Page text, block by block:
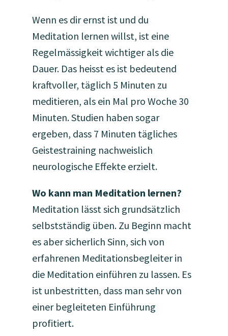
Wenn es dir ernst ist und du
Meditation lernen willst, ist eine
Regelmässigkeit wichtiger als die
Dauer. Das heisst es ist bedeutend
kraftvoller, täglich 5 Minuten zu
meditieren, als ein Mal pro Woche 30
Minuten. Studien haben sogar
ergeben, dass 7 Minuten tägliches
Geistestraining nachweislich
neurologische Effekte erzielt.
Wo kann man Meditation lernen?
Meditation lässt sich grundsätzlich
selbstständig üben. Zu Beginn macht
es aber sicherlich Sinn, sich von
erfahrenen Meditationsbegleiter in
die Meditation einführen zu lassen. Es
ist unbestritten, dass man sehr von
einer begleiteten Einführung
profitiert.